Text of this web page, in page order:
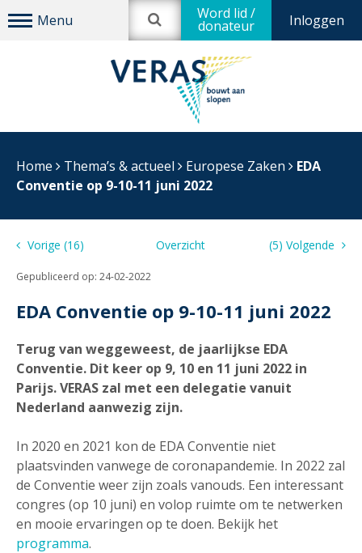
Inloggen
Word lid /
donateur
Home Thema’s & actueel Europese Zaken
EDA
Conventie op 9-10-11 juni 2022
Vorige (16) Overzicht (5) Volgende
Gepubliceerd op: 24-02-2022
EDA Conventie op 9-10-11 juni 2022
Terug van weggeweest, de jaarlijkse EDA
Conventie. Dit keer op 9, 10 en 11 juni 2022 in
Parijs. VERAS zal met een delegatie vanuit
Nederland aanwezig zijn.
In 2020 en 2021 kon de EDA Conventie niet
plaatsvinden vanwege de coronapandemie. In 2022 zal
de Conventie weer zijn zoals vanouds. Een interessant
congres (op 10 juni) en volop ruimte om te netwerken
en mooie ervaringen op te doen. Bekijk het
programma.